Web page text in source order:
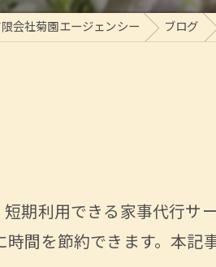
会社菊園エージェンシー ブログ
期利用できる家事代行サ
間を節約できます。本記